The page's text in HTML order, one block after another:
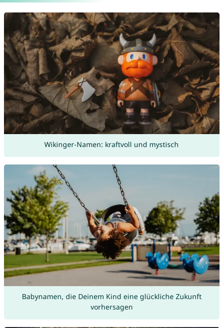
Wikinger-Namen: kraftvoll und mystisch
Babynamen, die Deinem Kind eine glückliche Zukunft
vorhersagen